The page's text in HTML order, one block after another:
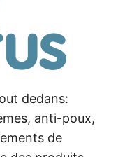
dedans:
anti-poux,
de